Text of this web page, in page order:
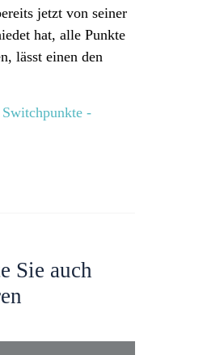
jetzt von seiner
hat, alle Punkte
lässt einen den
-
Sie auch